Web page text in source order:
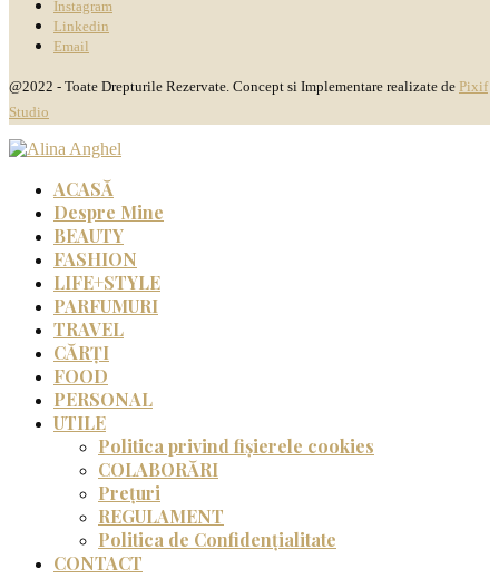
Instagram
Linkedin
Email
@2022 - Toate Drepturile Rezervate. Concept si Implementare realizate de Pixif
Studio
ACASĂ
Despre Mine
BEAUTY
FASHION
LIFE+STYLE
PARFUMURI
TRAVEL
CĂRȚI
FOOD
PERSONAL
UTILE
Politica privind fișierele cookies
COLABORĂRI
Prețuri
REGULAMENT
Politica de Confidențialitate
CONTACT